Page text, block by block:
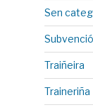
Sen
Traiñeira
Traineriña